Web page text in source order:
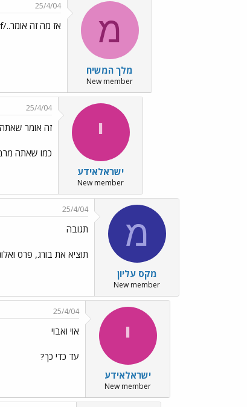
מ
מלך המשיח
New member
25/4/04
אז מה זה אומר../images/Emo35.gif
י
ישראלאידע
New member
25/4/04
זה אומר
כמו שאתה
מ
מקס עליון
New member
25/4/04
תגובה
תוציא את בורג, פרס
י
ישראלאידע
New member
25/4/04
אוי ואבוי
עד כדי כך?